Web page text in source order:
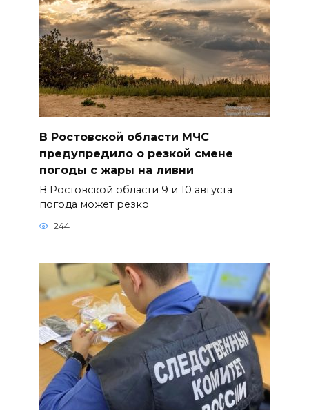
В Ростовской области МЧС
предупредило о резкой смене
погоды с жары на ливни
В Ростовской области 9 и 10 августа
погода может резко
244